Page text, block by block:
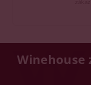
Winehouse